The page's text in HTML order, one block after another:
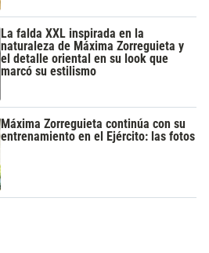
La falda XXL inspirada en la
naturaleza de Máxima Zorreguieta y
el detalle oriental en su look que
marcó su estilismo
Máxima Zorreguieta continúa con su
entrenamiento en el Ejército: las fotos